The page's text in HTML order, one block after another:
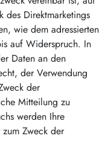
des Direktmarketings
wie dem adressierten
auf Widerspruch. In
Daten an den
der Verwendung
der
Mitteilung zu
werden Ihre
Zweck der